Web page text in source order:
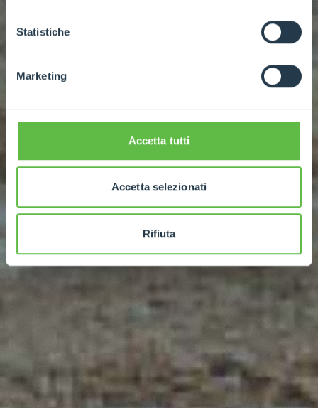
GDPR abbiamo predisposto una
apposita procedura.
Statistiche
Marketing
Accetta tutti
Accetta selezionati
Rifiuta